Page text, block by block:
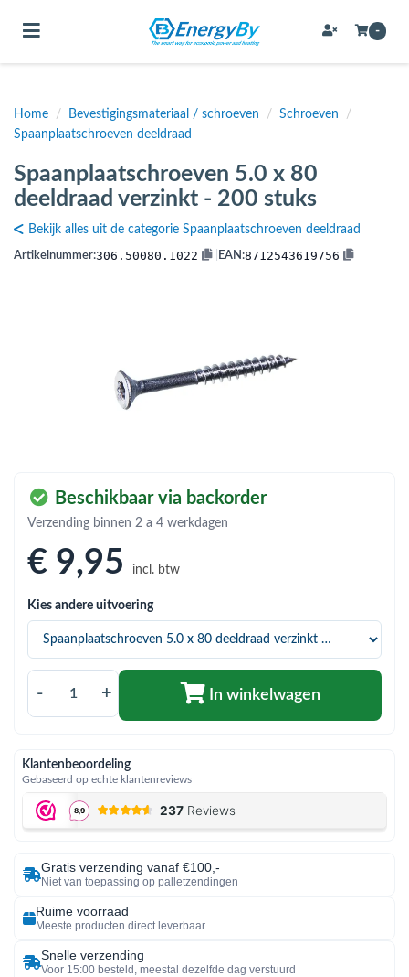
(Bevestigingsmateriaal / schroeven)
(Buizen & leidingen)
(Expansievaten)
(Gereedschap)
(Hemelwaterafvoer & riolering)
(Installatiemateriaal)
(Rookkanalen)
(Sanitair)
(Zonneboilersets & onderdelen)
(Warmtepompen en warmtepompboilers)
Toggle navigation -
Home / Bevestigingsmateriaal / schroeven / Schroeven
/
Spaanplaatschroeven deeldraad
Spaanplaatschroeven 5.0 x 80
deeldraad verzinkt - 200 stuks
Bekijk alles uit de categorie Spaanplaatschroeven deeldraad
Artikelnummer:306.50080.1022 EAN:8712543619756
Beschikbaar via backorder
Verzending binnen 2 a 4 werkdagen
€ 9,95 incl. btw
Kies andere uitvoering
- + In winkelwagen
Klantenbeoordeling
Gebaseerd op echte klantenreviews
Gratis verzending vanaf €100,-
Niet van toepassing op palletzendingen
Ruime voorraad
Meeste producten direct leverbaar
Snelle verzending
Voor 15:00 besteld, meestal dezelfde dag verstuurd